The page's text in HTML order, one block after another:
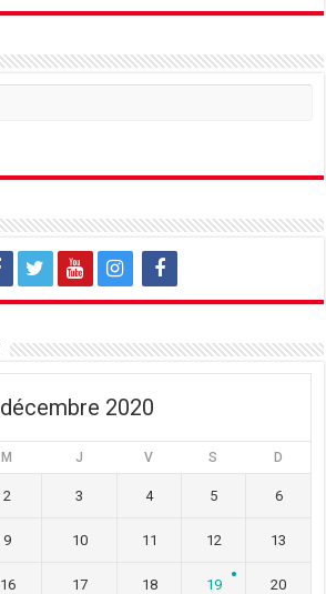
décembre 2020
M J V S D
2 3 4 5 6
9 10 11 12 13
16 17 18 19 20